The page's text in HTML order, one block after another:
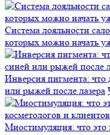
Система лояльности
которых можно начать
Инверсия пигмента: что
или рыжей после лазера
Миостимуляция: что